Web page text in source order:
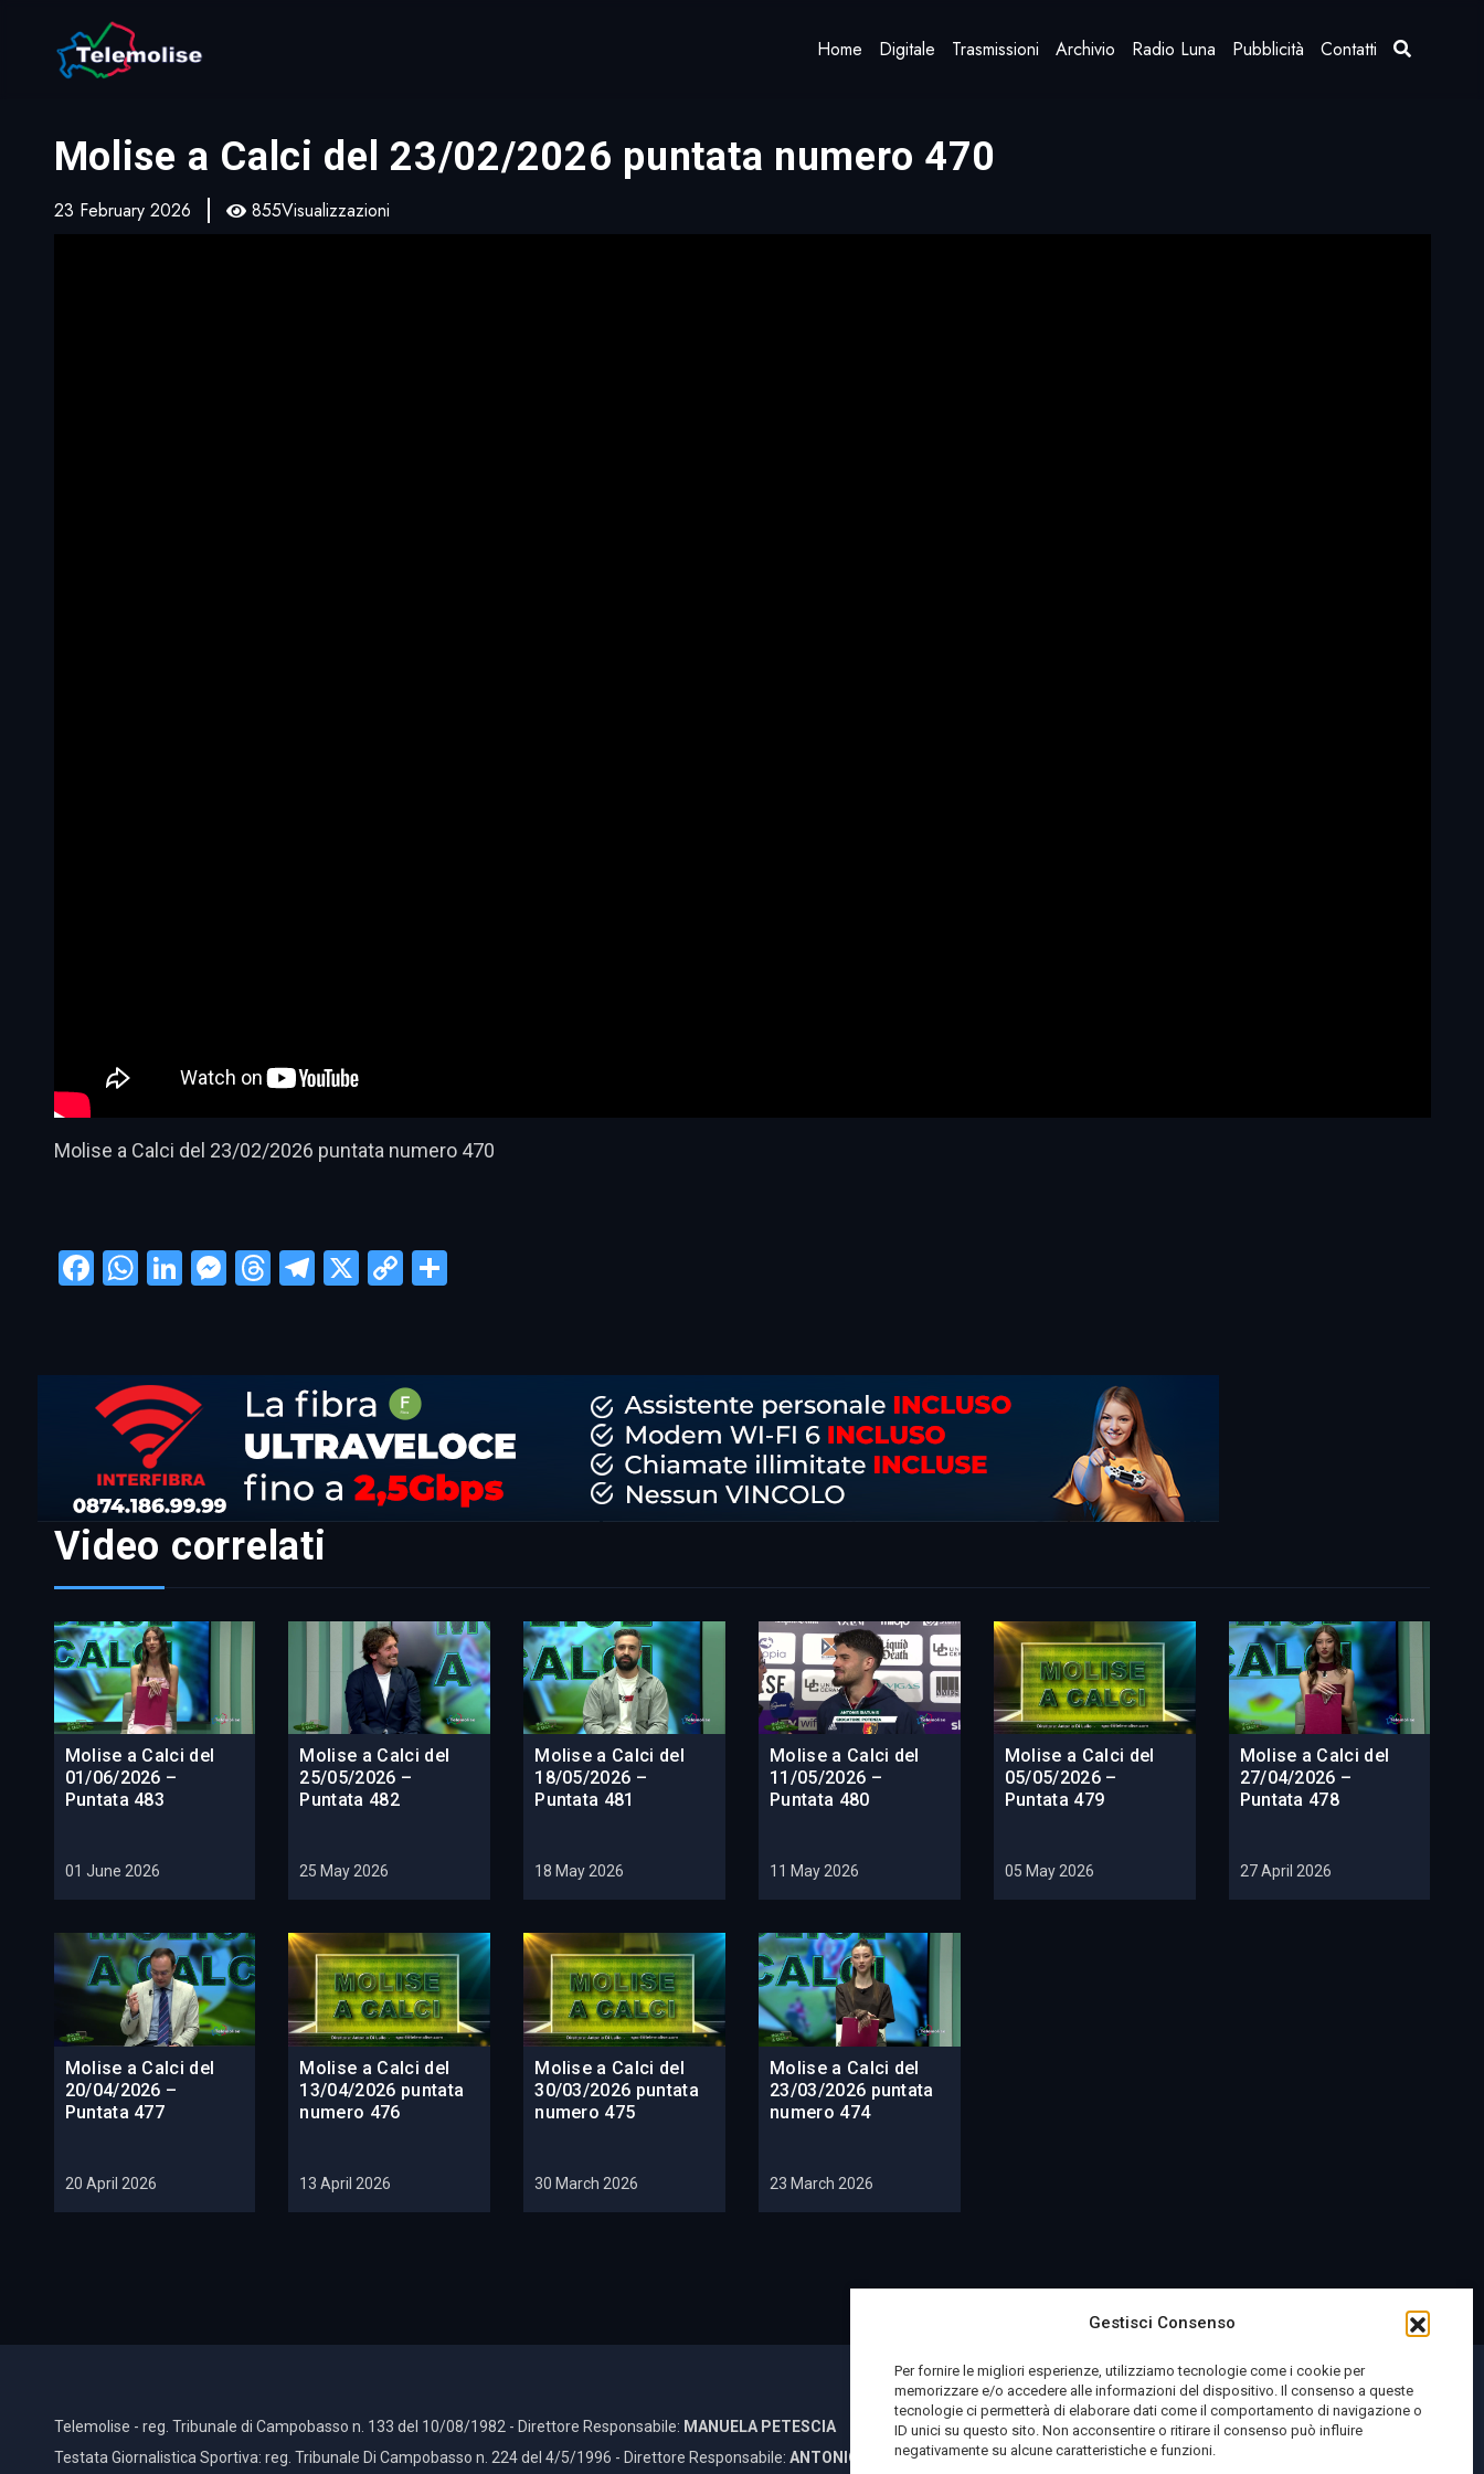
Gestisci Consenso
Per fornire le migliori esperienze, utilizziamo tecnologie come i cookie per
memorizzare e/o accedere alle informazioni del dispositivo. Il consenso a queste
tecnologie ci permetterà di elaborare dati come il comportamento di navigazione o
ID unici su questo sito. Non acconsentire o ritirare il consenso può influire
negativamente su alcune caratteristiche e funzioni.
Home Digitale Trasmissioni Archivio Radio Luna Pubblicità Contatti
Molise a Calci del 23/02/2026 puntata numero 470
23 February 2026 855Visualizzazioni
Molise a Calci del 23/02/2026 puntata numero 470
Facebook
WhatsApp
LinkedIn
Messenger
Threads
Telegram
X CopyCondividi
Video correlati
Molise a Calci del
01/06/2026 –
Puntata 483
01 June 2026
Molise a Calci del
25/05/2026 –
Puntata 482
25 May 2026
Molise a Calci del
18/05/2026 –
Puntata 481
18 May 2026
Molise a Calci del
11/05/2026 –
Puntata 480
11 May 2026
Molise a Calci del
05/05/2026 –
Puntata 479
05 May 2026
Molise a Calci del
27/04/2026 –
Puntata 478
27 April 2026
Molise a Calci del
20/04/2026 –
Puntata 477
20 April 2026
Molise a Calci del
13/04/2026 puntata
numero 476
13 April 2026
Molise a Calci del
30/03/2026 puntata
numero 475
30 March 2026
Molise a Calci del
23/03/2026 puntata
numero 474
23 March 2026
Telemolise - reg. Tribunale di Campobasso n. 133 del 10/08/1982 - Direttore Responsabile: MANUELA PETESCIA
Testata Giornalistica Sportiva: reg. Tribunale Di Campobasso n. 224 del 4/5/1996 - Direttore Responsabile: ANTONIO DI LALLO